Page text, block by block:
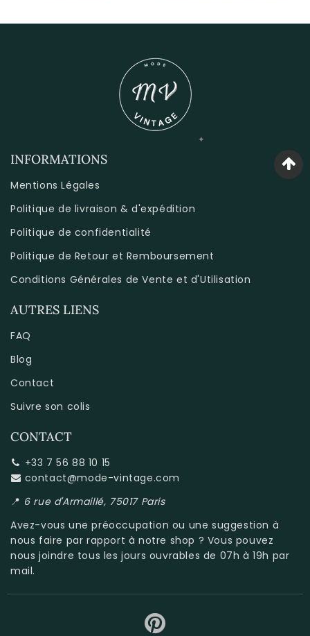
INFORMATIONS
Mentions Légales
Politique de livraison & d'expédition
Politique de confidentialité
Politique de Retour et Remboursement
Conditions Générales de Vente et d'Utilisation
AUTRES LIENS
FAQ
Blog
Contact
Suivre son colis
CONTACT
+33 7 56 88 10 15
contact@mode-vintage.com
📍 6 rue d'Armaillé, 75017 Paris
Avez-vous une préoccupation ou une suggestion à
nous faire par rapport ànotre shop ? Vous pouvez
nous joindre tous les jours ouvrables de 07h à 19h par
mail.